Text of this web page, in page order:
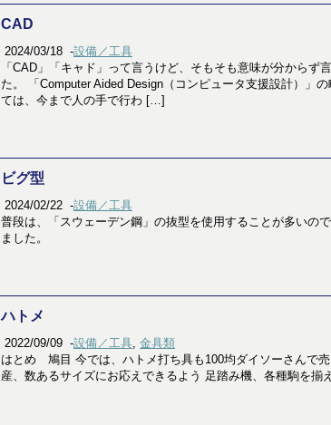
CAD
2024/03/18 -設備／工具
「CAD」「キャド」って言うけど、そもそも意味が分からず
た。 「Computer Aided Design（コンピュータ支援設計）」
ては、今まで人の手で行わ […]
ビグ型
2024/02/22 -設備／工具
普段は、「スウェーデン鋼」の抜型を使用することが多いの
ました。
ハトメ
2022/09/09 -設備／工具, 金具類
はとめ 鳩目 今では、ハトメ打ち具も100均ダイソーさんで
産、数あるサイズにお応えできるよう 足踏み機、各種駒を揃